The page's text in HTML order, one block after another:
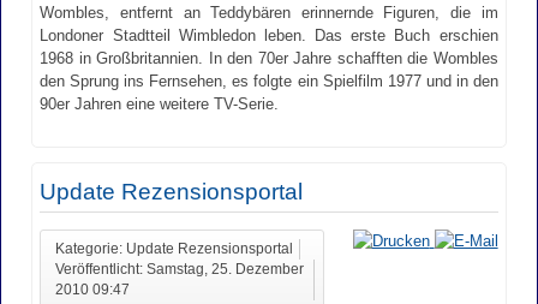
Wombles, entfernt an Teddybären erinnernde Figuren, die im
Londoner Stadtteil Wimbledon leben. Das erste Buch erschien
1968 in Großbritannien. In den 70er Jahre schafften die Wombles
den Sprung ins Fernsehen, es folgte ein Spielfilm 1977 und in den
90er Jahren eine weitere TV-Serie.
Update Rezensionsportal
Kategorie: Update Rezensionsportal
Veröffentlicht: Samstag, 25. Dezember
2010 09:47